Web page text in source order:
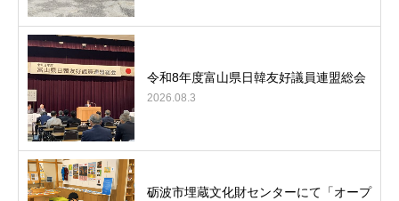
令和8年度富山県日韓友好議員連盟総会
2026.08.3
砺波市埋蔵文化財センターにて「オープ